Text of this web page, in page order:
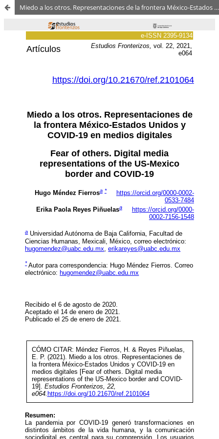
Miedo a los otros. Representaciones de la frontera México-Estados Unidos y COVID-19 en medios digitales